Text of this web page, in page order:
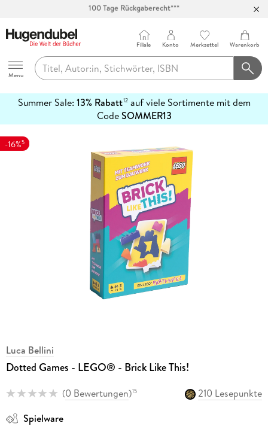
Abholung in über 100 Filialen
Hugendubel
Menu
Filiale Konto Merkzettel Warenkorb
Summer Sale: 13% Rabatt12auf viele Sortimente mit dem
CodeSOMMER13
erfahren
-16%5
Luca Bellini
Dotted Games - LEGO® - Brick Like This!
(0 Bewertungen)15
210 Lesepunkte
Spielware